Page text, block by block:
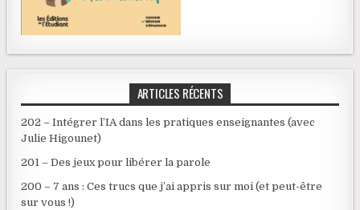
ARTICLES RÉCENTS
202 – Intégrer l’IA dans les pratiques enseignantes (avec
Julie Higounet)
201 – Des jeux pour libérer la parole
200 – 7 ans : Ces trucs que j’ai appris sur moi (et peut-être
sur vous !)